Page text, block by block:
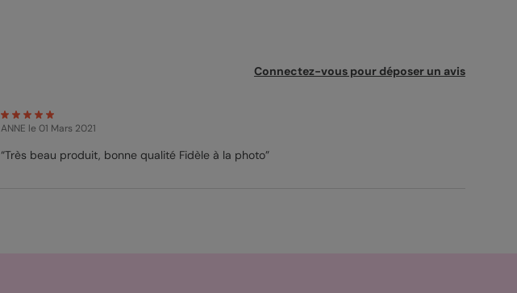
Connectez-vous pour déposer un avis
ANNE le 01 Mars 2021
“Très beau produit, bonne qualité Fidèle à la photo”